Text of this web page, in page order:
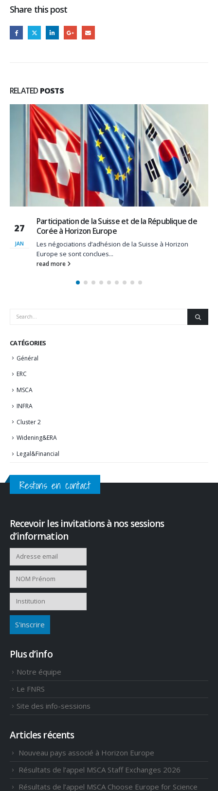
Share this post
RELATED POSTS
13
DÉC
La Commission européenne veut connaître
avis sur ses programmes de recherche
Une très large consultation publique est
ouverte. Elle couvre à la...
read more
CATÉGORIES
Général
ERC
MSCA
INFRA
Cluster 2
Widening&ERA
Legal&Financial
Restons en contact
Recevoir les invitations à nos sessions
d’information
Plus d’info
Notre équipe
Le FNRS
Site des info-sessions
Articles récents
Nouveau pays associé à Horizon Europe
Résultats de l’appel MSCA Staff Exchanges 2026
Résultats de l’appel MSCA Choose Europe for Science